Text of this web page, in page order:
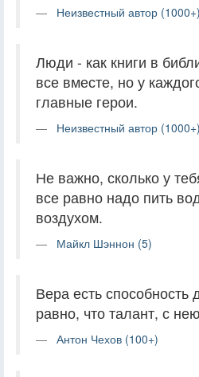
Неизвестный автор (1000+)
Люди - как книги в
все вместе, но у
главные герои.
Неизвестный автор (1000+)
Не важно, сколько у
все равно надо пить
воздухом.
Майкл Шэннон (5)
Вера есть способность
равно, что талант, с
Антон Чехов (100+)